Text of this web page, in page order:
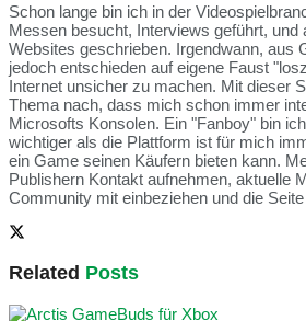
Schon lange bin ich in der
Messen besucht, Interviews geführt, und
Websites geschrieben. Irgendwann, aus
jedoch entschieden auf eigene Faust
Internet unsicher zu machen. Mit dieser
Thema nach, dass mich schon immer
Microsofts Konsolen. Ein "Fanboy" bin
wichtiger als die Plattform ist für mich
ein Game seinen Käufern bieten kann.
Publishern Kontakt aufnehmen, aktuelle
Community mit einbeziehen und die
Related Posts